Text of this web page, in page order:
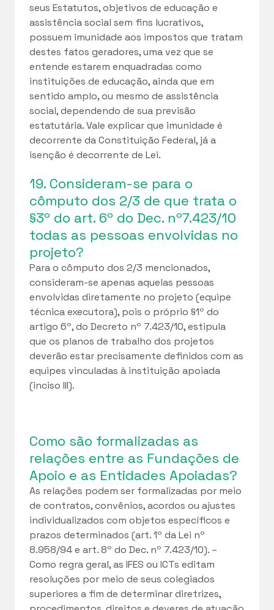
seus Estatutos, objetivos de educação e
assistência social sem fins lucrativos,
possuem imunidade aos impostos que tratam
destes fatos geradores, uma vez que se
entende estarem enquadradas como
instituições de educação, ainda que em
sentido amplo, ou mesmo de assistência
social, dependendo de sua previsão
estatutária. Vale explicar que imunidade é
decorrente da Constituição Federal, já a
isenção é decorrente de Lei.
19. Consideram-se para o
cômputo dos 2/3 de que trata o
§3º do art. 6º do Dec. nº7.423/10
todas as pessoas envolvidas no
projeto?
Para o cômputo dos 2/3 mencionados,
consideram-se apenas aquelas pessoas
envolvidas diretamente no projeto (equipe
técnica executora), pois o próprio §1º do
artigo 6º, do Decreto nº 7.423/10, estipula
que os planos de trabalho dos projetos
deverão estar precisamente definidos com as
equipes vinculadas à instituição apoiada
(inciso III).
Como são formalizadas as
relações entre as Fundações de
Apoio e as Entidades Apoiadas?
As relações podem ser formalizadas por meio
de contratos, convênios, acordos ou ajustes
individualizados com objetos específicos e
prazos determinados (art. 1º da Lei nº
8.958/94 e art. 8º do Dec. nº 7.423/10). –
Como regra geral, as IFES ou ICTs editam
resoluções por meio de seus colegiados
superiores a fim de determinar diretrizes,